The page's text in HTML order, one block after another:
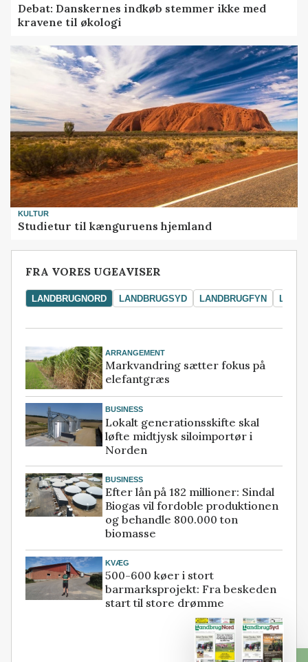
Debat: Danskernes indkøb stemmer ikke med
kravene til økologi
KULTUR
Studietur til kænguruens hjemland
FRA VORES UGEAVISER
LANDBRUGNORD LANDBRUGSYD LANDBRUGFYN
ARRANGEMENT
Markvandring sætter fokus på
elefantgræs
BUSINESS
Lokalt generationsskifte skal
løfte midtjysk siloimportør i
Norden
BUSINESS
Efter lån på 182 millioner: Sindal
Biogas vil fordoble produktionen
og behandle 800.000 ton
biomasse
KVÆG
500-600 køer i stort
barmarksprojekt: Fra beskeden
start til store drømme